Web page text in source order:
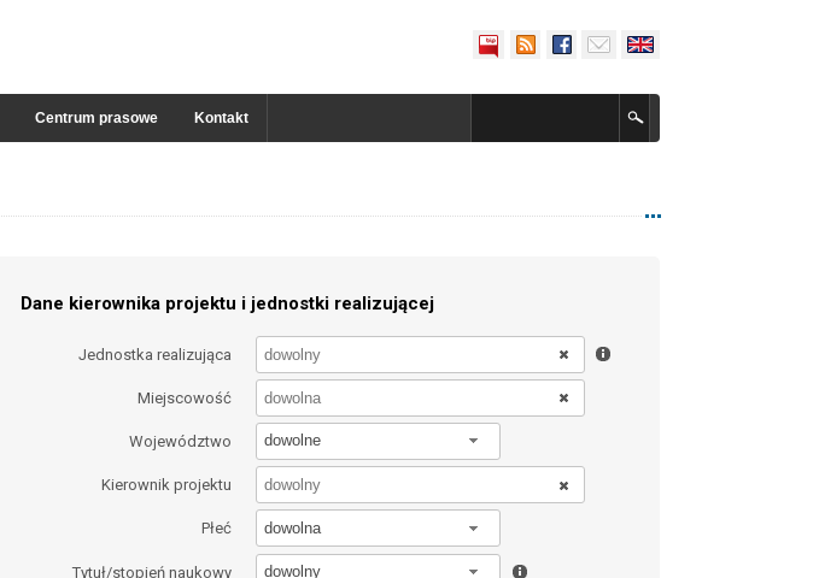
Centrum prasowe Kontakt
Dane kierownika projektu i jednostki realizującej
Jednostka realizująca
Miejscowość
Województwo dowolne
Kierownik projektu
Płeć dowolna
Tytuł/stopień naukowy dowolny